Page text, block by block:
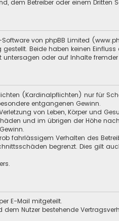
dem Betreiber oder einem Dritten
Software von phpBB Limited
Beide haben keinen Einfluss
oder auf Inhalte fremder
(Kardinalpflichten) nur für
entgangenen Gewinn.
von Leben, Körper und
und im übrigen der Höhe
fahrlässigem Verhalten des
begrenzt. Dies gilt
E-Mail mitgeteilt.
dem Nutzer bestehende